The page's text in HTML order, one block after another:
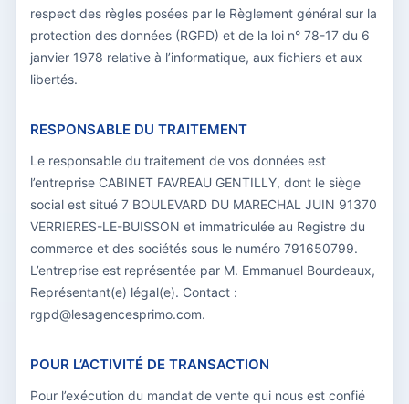
respect des règles posées par le Règlement général sur la
protection des données (RGPD) et de la loi n° 78-17 du 6
janvier 1978 relative à l’informatique, aux fichiers et aux
libertés.
RESPONSABLE DU TRAITEMENT
Le responsable du traitement de vos données est
l’entreprise CABINET FAVREAU GENTILLY, dont le siège
social est situé 7 BOULEVARD DU MARECHAL JUIN 91370
VERRIERES-LE-BUISSON et immatriculée au Registre du
commerce et des sociétés sous le numéro 791650799.
L’entreprise est représentée par M. Emmanuel Bourdeaux,
Représentant(e) légal(e). Contact :
rgpd@lesagencesprimo.com.
POUR L’ACTIVITÉ DE TRANSACTION
Pour l’exécution du mandat de vente qui nous est confié